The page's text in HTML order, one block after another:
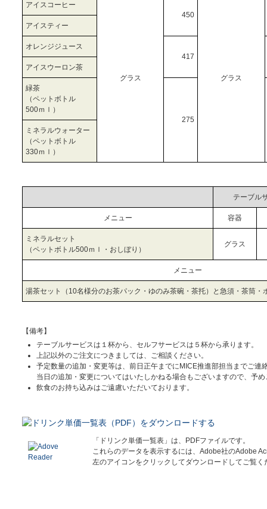
アイスコーヒー
グラス
450
グラス
アイスティー
オレンジジュース
417
アイスウーロン茶
緑茶
（ペットボトル
500ｍｌ）
275
ミネラルウォーター
（ペットボトル
330ｍｌ）
テーブル
メニュー 容器
ミネラルセット
（ペットボトル500ｍｌ・おしぼり）
グラス
メニュー
湯茶セット（10名様分のお茶パック・ゆのみ茶碗・茶托）と急須・茶筒・
【備考】
テーブルサービスは１杯から、セルフサービスは５杯から承ります。
上記以外のご注文につきましては、ご相談ください。
予定数量の追加・変更等は、前日正午までにMICE推進部担当までご連
当日の追加・変更についてはいたしかねる場合もございますので、予
飲食のお持ち込みはご遠慮いただいております。
「ドリンク単価一覧表」は、PDFファイルです。
これらのデータを表示するには、Adobe社のAdobe
左のアイコンをクリックしてダウンロードしてご覧く